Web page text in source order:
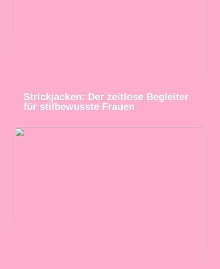
Strickjacken: Der zeitlose Begleiter
für stilbewusste Frauen